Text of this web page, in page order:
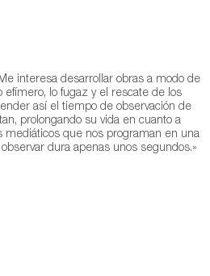
interesa desarrollar obras a modo de
efímero, lo fugaz y el rescate de los
así el tiempo de observación de
prolongando su vida en cuanto a
mediáticos que nos programan en una
dura apenas unos segundos.»